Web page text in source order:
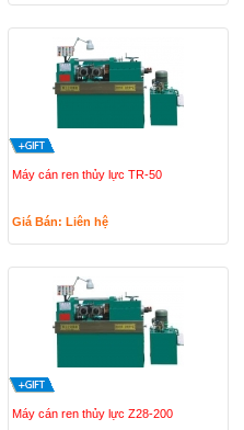
Máy cán ren thủy lực TR-50
Giá Bán: Liên hệ
Máy cán ren thủy lực Z28-200